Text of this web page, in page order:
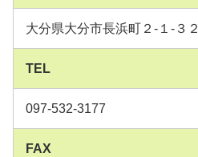
大分県大分市長浜町２-１-３２
TEL
097-532-3177
FAX